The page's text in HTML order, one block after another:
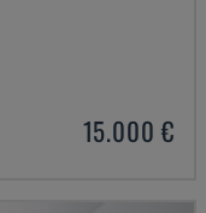
15.000 €